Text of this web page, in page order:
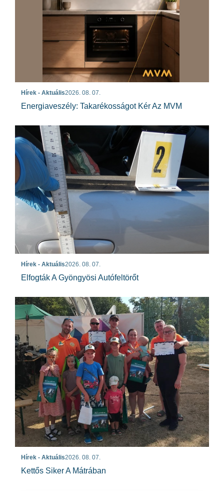
Hírek - Aktuális2026. 08. 07.
Energiaveszély: Takarékosságot Kér Az MVM
Hírek - Aktuális2026. 08. 07.
Elfogták A Gyöngyösi Autófeltörőt
Hírek - Aktuális2026. 08. 07.
Kettős Siker A Mátrában